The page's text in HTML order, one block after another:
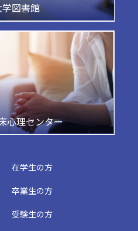
図書館
心理センター
在学生の方
卒業生の方
受験生の方